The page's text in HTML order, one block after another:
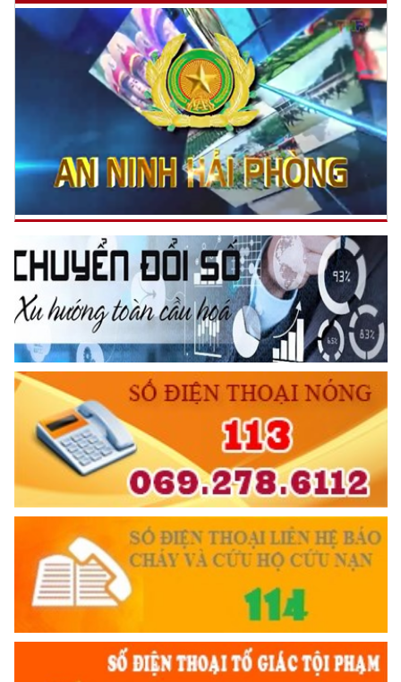
TƯ CÁCH
NGƯỜI CÔNG AN CÁCH MỆNH LÀ:
CẦN, KIỆM, LIÊM, CHÍNH
Đối với đồng sự, phải
THÂN ÁI GIÚP ĐỠ
Đối với chính phủ, phải
TUYỆT ĐỐI TRUNG THÀNH
Đối với nhân dân, phải
KÍNH TRỌNG LỄ PHÉP
Đối với công việc, phải
TẬN TỤY
Đối với địch, phải
CƯƠNG QUYẾT, KHÔN KHÉO
Trích thư Chủ tịch Hồ Chí Minh
gửi Công an Khu XII,
ngày 11 tháng 3 năm 1948.